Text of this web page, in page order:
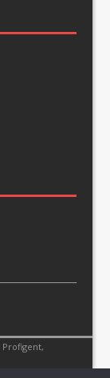
Profigent,